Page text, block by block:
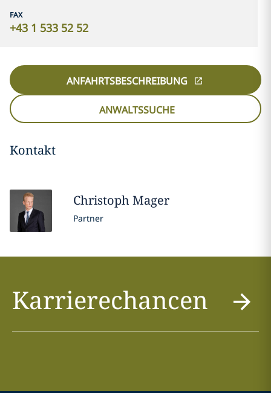
FAX
+43 1 533 52 52
ANFAHRTSBESCHREIBUNG
ANWALTSSUCHE
Kontakt
ChristophMager
Partner
Karrierechancen